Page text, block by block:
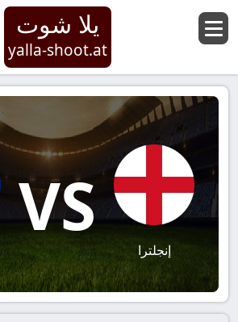
يلا شوت
yalla-shoot.at
إنجلترا
VS